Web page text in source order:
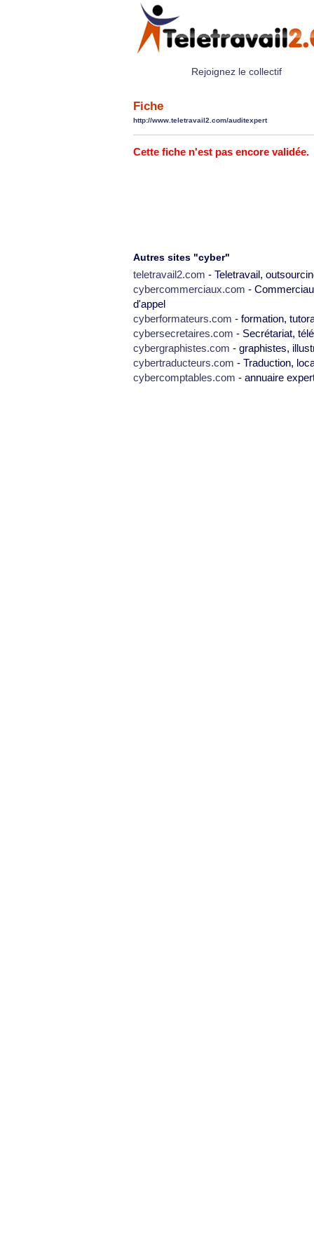
Rejoignez le collectif
Fiche
http://www.teletravail2.com/auditexpert
Cette fiche n'est pas encore validée.
Autres sites "cyber"
teletravail2.com - Teletravail,
cybercommerciaux.com -
d'appel
cyberformateurs.com - formation,
cybersecretaires.com - Secrétariat,
cybergraphistes.com - graphistes,
cybertraducteurs.com - Traduction,
cybercomptables.com - annuaire